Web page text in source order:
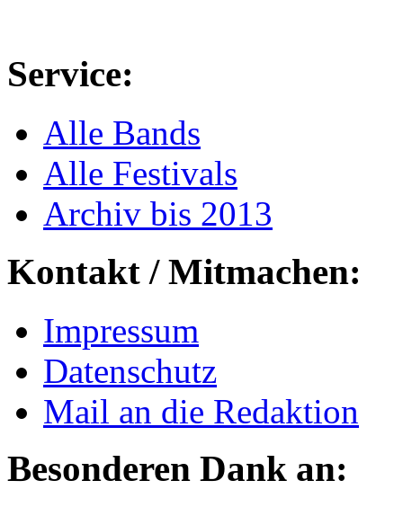
Service:
Alle Bands
Alle Festivals
Archiv bis 2013
Kontakt / Mitmachen:
Impressum
Datenschutz
Mail an die Redaktion
Besonderen Dank an: